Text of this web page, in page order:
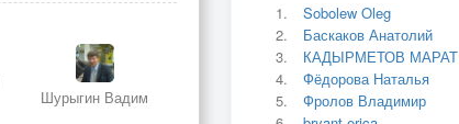
Шурыгин Вадим
Sobolew Oleg
Баскаков Анатолий
КАДЫРМЕТОВ МАРАТ
Фёдорова Наталья
Фролов Владимир